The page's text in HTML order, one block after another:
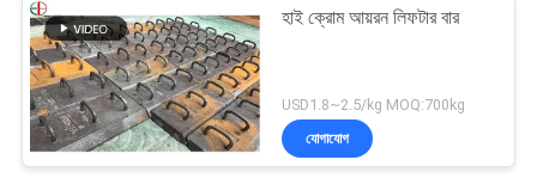
হাই ক্রোম আয়রন লিফটার বার
USD1.8~2.5/kg MOQ:700kg
যোগাযোগ